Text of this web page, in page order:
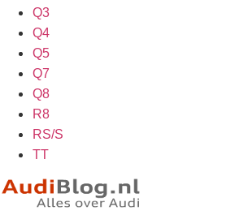
Q3
Q4
Q5
Q7
Q8
R8
RS/S
TT